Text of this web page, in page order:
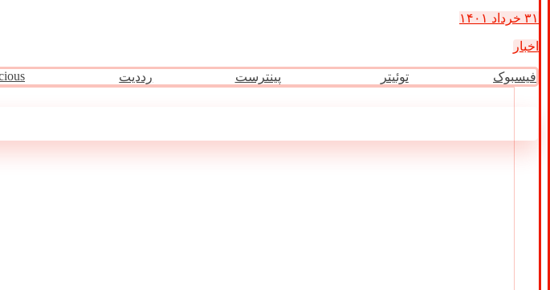
۳۱ خرداد ۱۴۰۱
اخبار
فیسبوک توئیتر پینترست رددیت